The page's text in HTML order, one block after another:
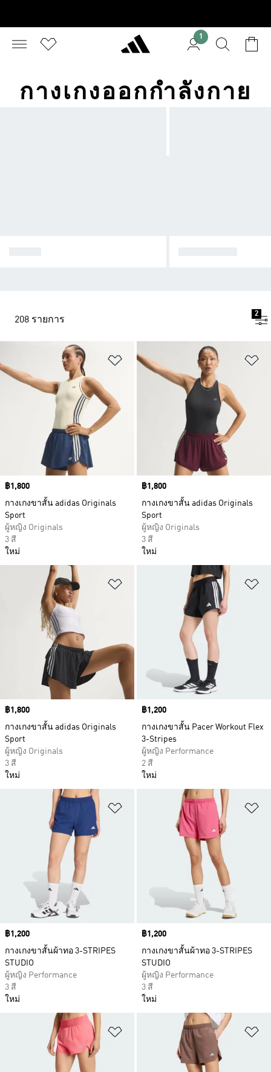
1
กางเกงออกกำลังกาย
208 รายการ
2
เพิ่มไปยังรายการสินค้าโปรด
Price
฿1,800
กางเกงขาสั้น adidas Originals
Sport
ผู้หญิง Originals
3 สี
ใหม่
Price
฿1,800
กางเกงขาสั้น adidas Originals
Sport
ผู้หญิง Originals
3 สี
ใหม่
เพิ่มไปยังรายการสินค้าโปรด
Price
฿1,800
กางเกงขาสั้น adidas Originals
Sport
ผู้หญิง Originals
3 สี
ใหม่
Price
฿1,200
กางเกงขาสั้น Pacer Workout Flex
3-Stripes
ผู้หญิง Performance
2 สี
ใหม่
เพิ่มไปยังรายการสินค้าโปรด
Price
฿1,200
กางเกงขาสั้นผ้าทอ 3-STRIPES
STUDIO
ผู้หญิง Performance
3 สี
ใหม่
Price
฿1,200
กางเกงขาสั้นผ้าทอ 3-STRIPES
STUDIO
ผู้หญิง Performance
3 สี
ใหม่
เพิ่มไปยังรายการสินค้าโปรด